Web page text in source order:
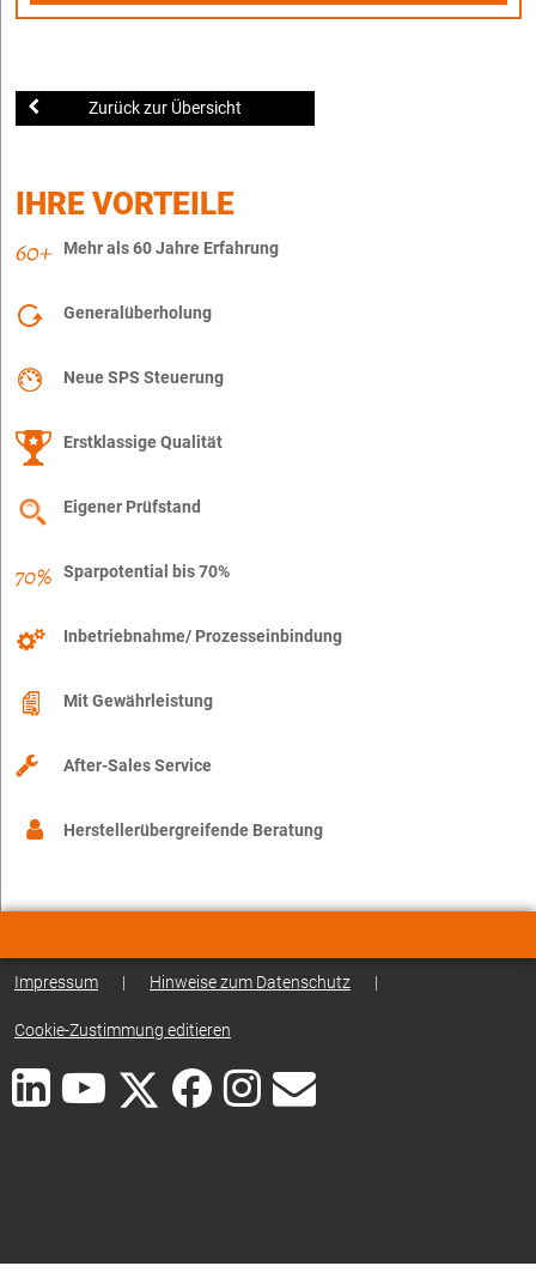
Zurück zur Übersicht
IHRE VORTEILE
Mehr als 60 Jahre Erfahrung
Generalüberholung
Neue SPS Steuerung
Erstklassige Qualität
Eigener Prüfstand
Sparpotential bis 70%
Inbetriebnahme/ Prozesseinbindung
Mit Gewährleistung
After-Sales Service
Herstellerübergreifende Beratung
Impressum | Hinweise zum Datenschutz |
Cookie-Zustimmung editieren